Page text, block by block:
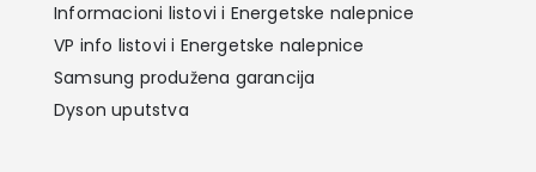
Informacioni listovi i Energetske nalepnice
VP info listovi i Energetske nalepnice
Samsung produžena garancija
Dyson uputstva